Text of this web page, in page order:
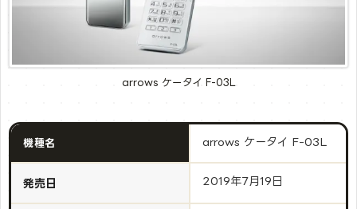
arrows ケータイ F-03L
機種名 arrows ケータイ F-03L
発売日 2019年7月19日